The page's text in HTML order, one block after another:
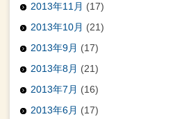
2013年11月 (17)
2013年10月 (21)
2013年9月 (17)
2013年8月 (21)
2013年7月 (16)
2013年6月 (17)